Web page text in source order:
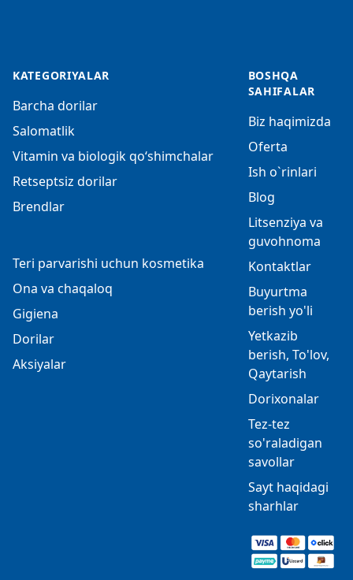
KATEGORIYALAR
Barcha dorilar
Salomatlik
Vitamin va biologik qo‘shimchalar
Retseptsiz dorilar
Brendlar
Teri parvarishi uchun kosmetika
Ona va chaqaloq
Gigiena
Dorilar
Aksiyalar
BOSHQA
SAHIFALAR
Biz haqimizda
Oferta
Ish o`rinlari
Blog
Litsenziya va
guvohnoma
Kontaktlar
Buyurtma
berish yo'li
Yetkazib
berish, To'lov,
Qaytarish
Dorixonalar
Tez-tez
so'raladigan
savollar
Sayt haqidagi
sharhlar